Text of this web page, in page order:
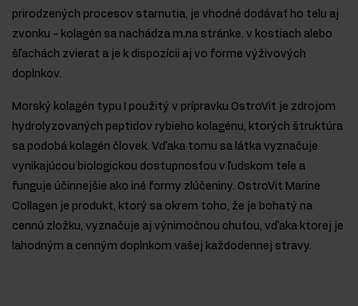
prirodzených procesov starnutia, je vhodné dodávať ho telu aj
zvonku - kolagén sa nachádza m.na stránke. v kostiach alebo
šľachách zvierat a je k dispozícii aj vo forme výživových
doplnkov.
Morský kolagén typu I použitý v prípravku OstroVit je zdrojom
hydrolyzovaných peptidov rybieho kolagénu, ktorých štruktúra
sa podobá kolagén človek. Vďaka tomu sa látka vyznačuje
vynikajúcou biologickou dostupnosťou v ľudskom tele a
funguje účinnejšie ako iné formy zlúčeniny. OstroVit Marine
Collagen je produkt, ktorý sa okrem toho, že je bohatý na
cennú zložku, vyznačuje aj výnimočnou chuťou, vďaka ktorej je
lahodným a cenným doplnkom vašej každodennej stravy.